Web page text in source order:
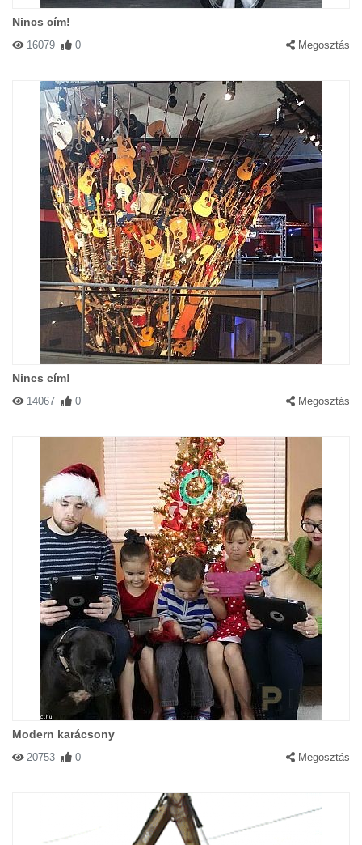
Nincs cím!
16079 0 Megosztás
Nincs cím!
14067 0 Megosztás
Modern karácsony
20753 0 Megosztás